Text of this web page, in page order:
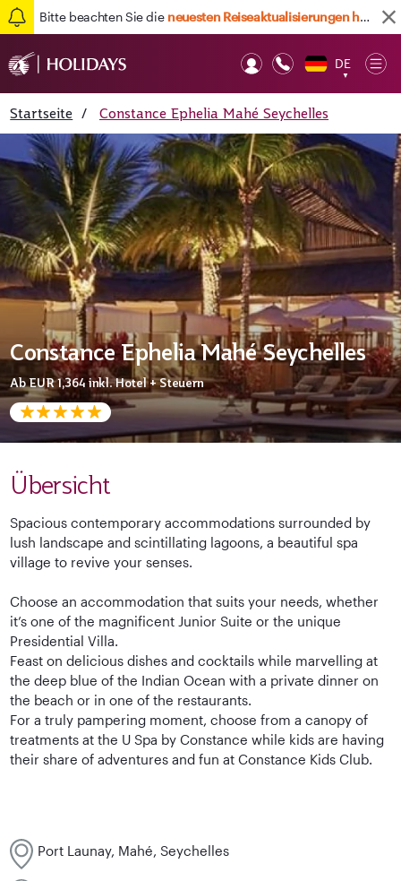
Bitte beachten Sie die neuesten Reiseaktualisierungen hier
DE
▼
Startseite / Constance Ephelia Mahé Seychelles
Constance Ephelia Mahé Seychelles
AbEUR 1,364 inkl. Hotel + Steuern
Übersicht
Spacious contemporary accommodations surrounded by
lush landscape and scintillating lagoons, a beautiful spa
village to revive your senses.
Choose an accommodation that suits your needs, whether
it’s one of the magnificent Junior Suite or the unique
Presidential Villa.
Feast on delicious dishes and cocktails while marvelling at
the deep blue of the Indian Ocean with a private dinner on
the beach or in one of the restaurants.
For a truly pampering moment, choose from a canopy of
treatments at the U Spa by Constance while kids are having
their share of adventures and fun at Constance Kids Club.
Port Launay, Mahé, Seychelles